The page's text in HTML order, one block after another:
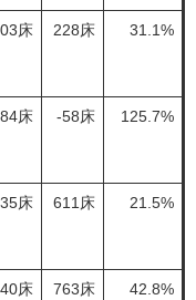
床 228床 31.1%
床 -58床 125.7%
床 611床 21.5%
床 763床 42.8%